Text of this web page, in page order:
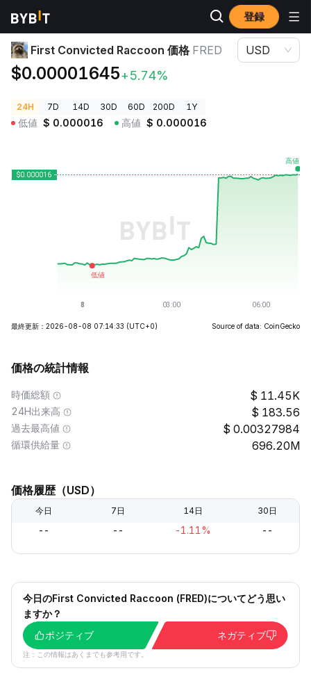
登録
暗号資産価格 First Convicted Raccoon 価格 FRED
First Convicted Raccoon 価格 FRED
$0.00001645+5.74%
USD
24H 7D 14D 30D 60D 200D 1Y
低値 $ 0.000016 高値 $ 0.000016
最終更新：2026-08-08 07:14:33 (UTC+0) Source of data: CoinGecko
価格の統計情報
時価総額 11.45K
24H出来高 183.56
過去最高値 0.00327984
循環供給量 696.20M
価格履歴（USD）
今日 7日 14日 30日
-- -- -1.11% --
今日のFirst Convicted Raccoon (FRED)についてどう思い
ますか？
ポジティブ
ネガティブ
注：この情報はあくまでも参考用です。